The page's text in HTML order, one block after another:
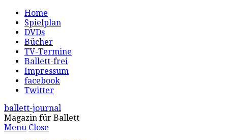
Home
Spielplan
DVDs
Bücher
TV-Termine
Ballett-frei
Impressum
facebook
Twitter
ballett-journal
Magazin für Ballett
Menu Close